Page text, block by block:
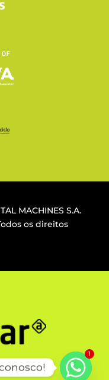
MACHINES S.A.
os direitos
1